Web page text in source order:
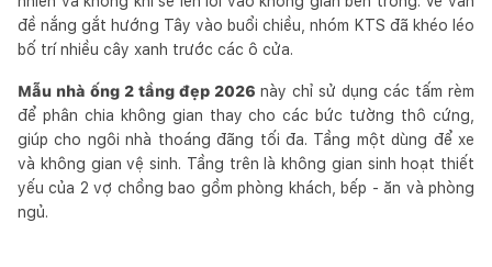
đề nắng gắt hướng Tây vào buổi chiều, nhóm KTS đã khéo léo
bố trí nhiều cây xanh trước các ô cửa.
Mẫu nhà ống 2 tầng đẹp 2026 này chỉ sử dụng các tấm rèm
để phân chia không gian thay cho các bức tường thô cứng,
giúp cho ngôi nhà thoáng đãng tối đa. Tầng một dùng để xe
và không gian vệ sinh. Tầng trên là không gian sinh hoạt thiết
yếu của 2 vợ chồng bao gồm phòng khách, bếp - ăn và phòng
ngủ.